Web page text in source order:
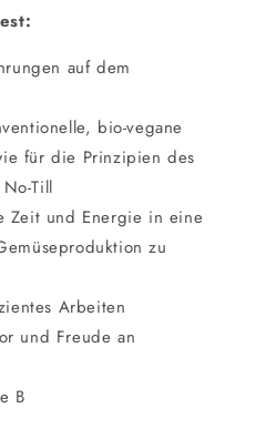
auf dem
bio-vegane
für die Prinzipien des
Till
Zeit und Energie in eine
zu
Arbeiten
und Freude an
B